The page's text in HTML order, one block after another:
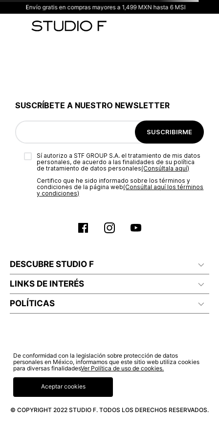
Envío gratis en compras mayores a 1,499 MXN hasta 6 MSI
SUSCRÍBETE A NUESTRO NEWSLETTER
SUSCRIBIRME
Sí autorizo a STF GROUP S.A. el tratamiento de mis datos
personales, de acuerdo a las finalidades de su política
de tratamiento de datos personales‎(Consúltala aquí)
Certifico que he sido informado sobre los términos y
condiciones de la página web‎(Consúltal aquí los términos
y condiciones)
DESCUBRE STUDIO F
LINKS DE INTERÉS
POLÍTICAS
© COPYRIGHT 2022 STUDIO F. TODOS LOS DERECHOS RESERVADOS.
De conformidad con la legislación sobre protección de datos
personales en México, informamos que este sitio web utiliza cookies
para diversas finalidadesVer Política de uso de cookies.
Aceptar cookies